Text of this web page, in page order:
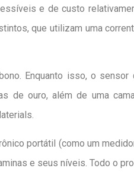
e de custo
que utilizam uma
Enquanto isso, o
de ouro, além de uma
portátil (como um
e seus níveis. Todo o